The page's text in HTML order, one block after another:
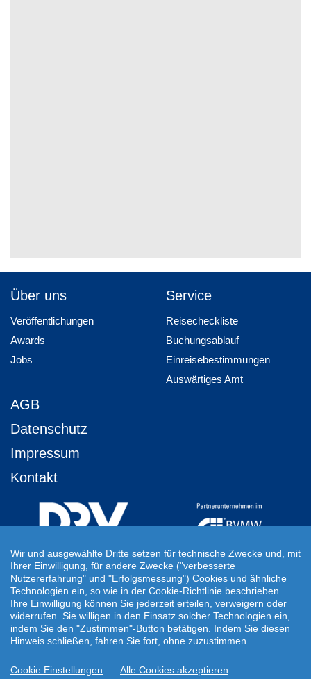
Über uns
Veröffentlichungen
Awards
Jobs
Service
Reisecheckliste
Buchungsablauf
Einreisebestimmungen
Auswärtiges Amt
AGB
Datenschutz
Impressum
Kontakt
Ihre Individuelle Reiseanfrage
Auf Ihre ganz persönlichen Vorstellungen abgestimmt!
Für Ihre individuellen Reisewünsche erstellen wir Ihnen gern ein
persönliches Angebot.
JETZT INDIVIDUELLE REISEANFRAGE ERSTELLEN
Wir und ausgewählte Dritte setzen für technische Zwecke und, mit
Ihrer Einwilligung, für andere Zwecke ("verbesserte
Nutzererfahrung" und "Erfolgsmessung") Cookies und ähnliche
Technologien ein, so wie in der Cookie-Richtlinie beschrieben.
Ihre Einwilligung können Sie jederzeit erteilen, verweigern oder
widerrufen. Sie willigen in den Einsatz solcher Technologien ein,
indem Sie den "Zustimmen"-Button betätigen. Indem Sie diesen
Hinweis schließen, fahren Sie fort, ohne zuzustimmen.
Cookie Einstellungen Alle Cookies akzeptieren